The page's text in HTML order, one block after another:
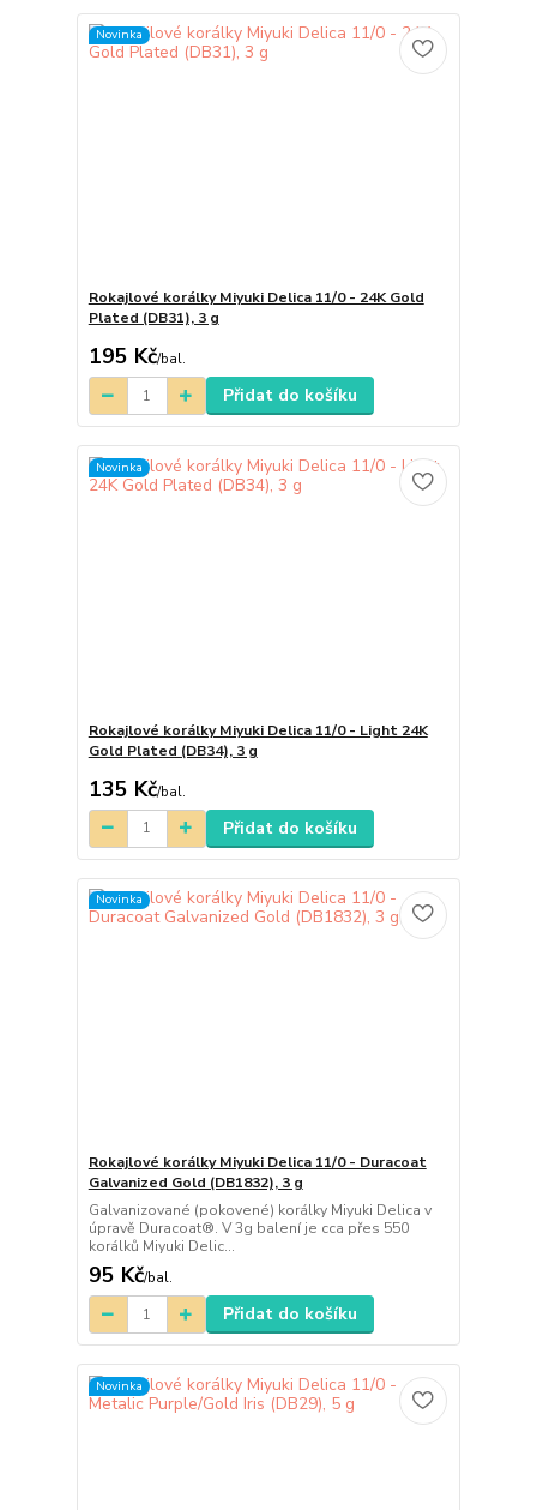
Novinka
Rokajlové korálky Miyuki Delica 11/0 - 24K Gold
Plated (DB31), 3 g
195 Kč/bal.
Přidat do košíku
Novinka
Rokajlové korálky Miyuki Delica 11/0 - Light 24K
Gold Plated (DB34), 3 g
135 Kč/bal.
Přidat do košíku
Novinka
Rokajlové korálky Miyuki Delica 11/0 - Duracoat
Galvanized Gold (DB1832), 3 g
Galvanizované (pokovené) korálky Miyuki Delica v
úpravě Duracoat®. V 3g balení je cca přes 550
korálků Miyuki Delic...
95 Kč/bal.
Přidat do košíku
Novinka